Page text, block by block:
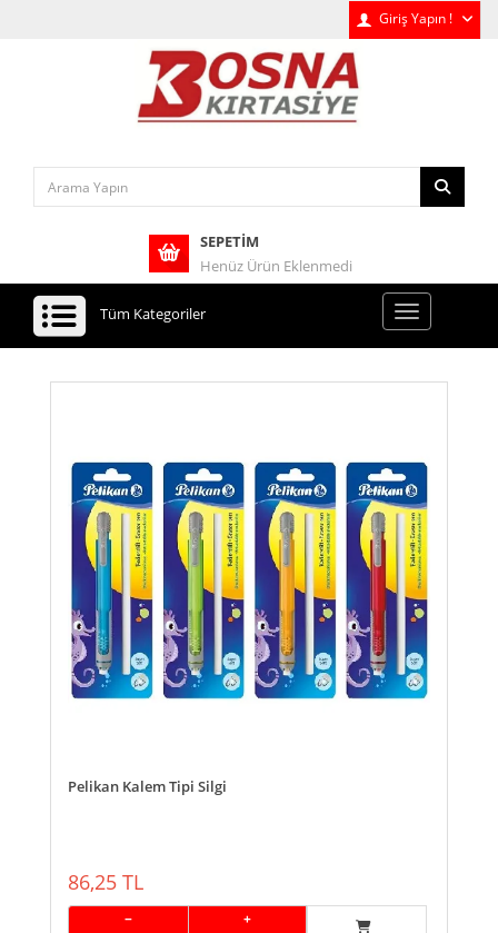
Giriş Yapın !
SEPETIM
Henüz Ürün Eklenmedi
Tüm Kategoriler
Pelikan Kalem Tipi Silgi
86,25 TL
− +